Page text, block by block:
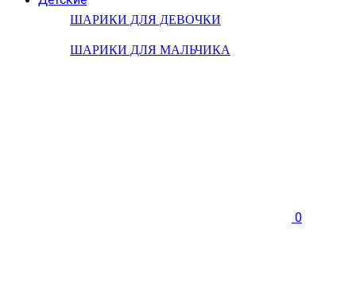
ШАРИКИ ДЛЯ ДЕВОЧКИ
ШАРИКИ ДЛЯ МАЛЬЧИКА
0